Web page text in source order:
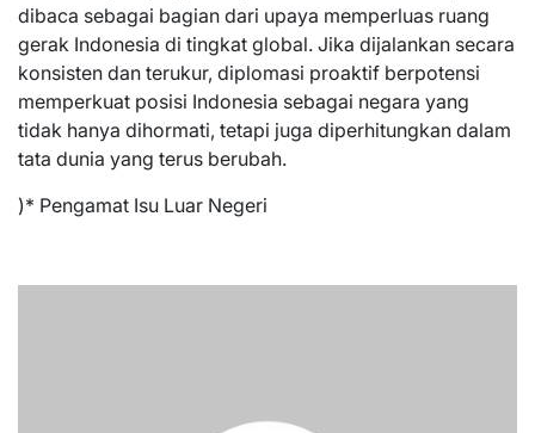
dibaca sebagai bagian dari upaya memperluas ruang
gerak Indonesia di tingkat global. Jika dijalankan secara
konsisten dan terukur, diplomasi proaktif berpotensi
memperkuat posisi Indonesia sebagai negara yang
tidak hanya dihormati, tetapi juga diperhitungkan dalam
tata dunia yang terus berubah.
)* Pengamat Isu Luar Negeri